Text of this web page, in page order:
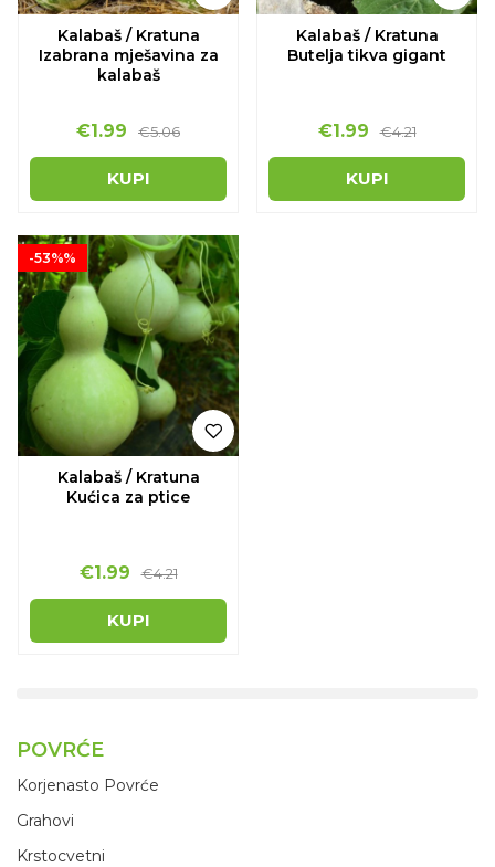
POVRĆE
Korjenasto Povrće
Grahovi
Krstocvetni
Kalabaš / Kratuna
Izabrana mješavina za
kalabaš
€1.99 €5.06
KUPI
Kalabaš / Kratuna
Butelja tikva gigant
€1.99 €4.21
KUPI
-53%%
Kalabaš / Kratuna
Kućica za ptice
€1.99 €4.21
KUPI